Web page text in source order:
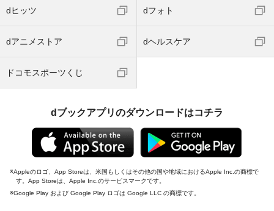
dヒッツ dフォト
dアニメストア dヘルスケア
ドコモスポーツくじ
dブックアプリのダウンロードはコチラ
Appleのロゴ、App Storeは、米国もしくはその他の国や地域におけるApple Inc.の商標で
す。App Storeは、Apple Inc.のサービスマークです。
Google Play および Google Play ロゴは Google LLC の商標です。